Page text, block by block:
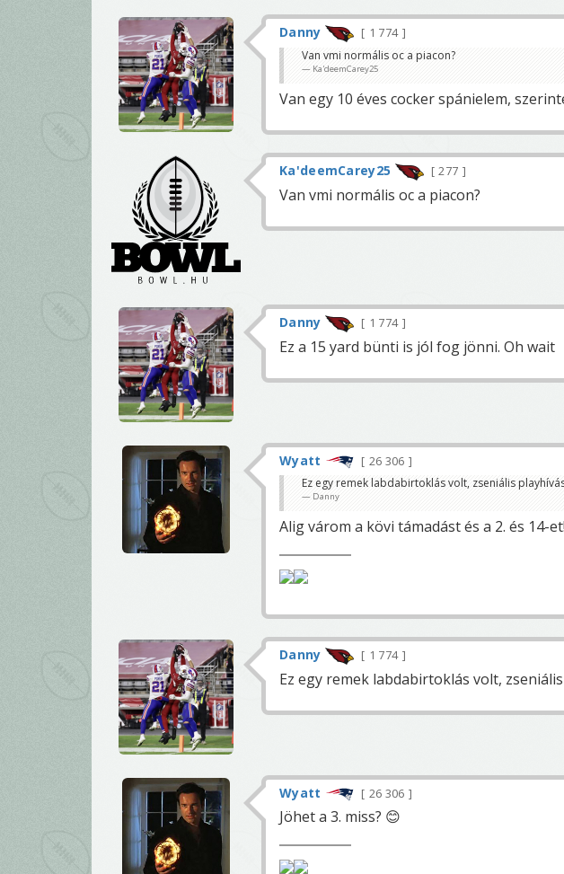
Danny
1 774
Van vmi normális oc a piacon?
Ka'deemCarey25
Van egy 10 éves cocker spánielem,
Ka'deemCarey25 277
Van vmi normális oc a piacon?
Danny 1 774
Ez a 15 yard bünti is jól fog jönni. Oh wait
Wyatt
26 306
Ez egy remek labdabirtoklás volt, zseniális
Danny
Alig várom a kövi támadást és a 2. és 14-et!
Danny 1 774
Ez egy remek labdabirtoklás volt,
Wyatt 26 306
Jöhet a 3. miss? 😊